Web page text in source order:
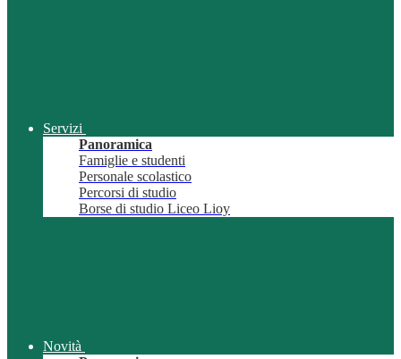
Servizi
Panoramica
Famiglie e studenti
Personale scolastico
Percorsi di studio
Borse di studio Liceo Lioy
Novità